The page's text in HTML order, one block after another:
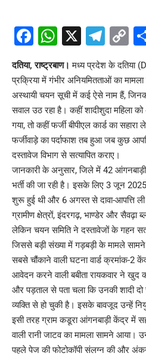
Facebook
WhatsApp
X
दतिया, राष्ट्रबाण।मध्य प्रदेश केदतिया
प्रक्रिया में गंभीर अनियमितताओं का
अस्थायी चयन सूची में कई ऐसे नाम हैं,
सवाल उठ रहा है। कहीं शादीशुदा महिला
गया, तो कहीं फर्जी बीपीएल कार्ड का
फर्जीवाड़े का पर्दाफाश तब हुआ जब कुछ
दस्तावेज विभाग से सत्यापित कराए।
जानकारी के अनुसार, जिले में 42 आंगनबाड़ी
भर्ती की जा रही है। इसके लिए 3 जून
शुरू हुई थी और 6 अगस्त से दावा-आपत्ति
ग्रामीण क्षेत्रों, इंदरगढ़, भाण्डेर और सैवढ़ा
लेकिन चयन समिति ने दस्तावेजों के गहन
जिससे बड़ी संख्या में गड़बड़ी के मामले
सबसे चौंकाने वाली घटना वार्ड क्रमांक-2
आवेदन करने वाली बबीता रायकवार ने खुद
और पड़ताल से पता चला कि उनकी शादी
व्यक्ति से हो चुकी है। इसके बावजूद उन्हें
इसी तरह ग्राम कडूरा आंगनबाड़ी केंद्र में
वाली रानी जाटव का मामला सामने आया।
पहले पेज की फोटोकॉपी संलग्न की और